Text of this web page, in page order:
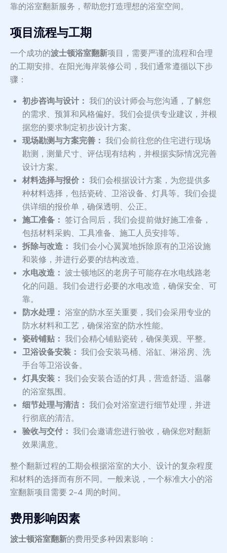
靠的浴室翻新服务，帮助您打造理想的浴室空间。
项目流程与工期
一个成功的波士顿浴室翻新项目，需要严谨的流程和合理
的工期安排。在阳光海岸装修公司，我们通常遵循以下步
骤：
初步咨询与设计： 我们的设计师会与您沟通，了解您
的需求、预算和风格偏好。我们会提供专业建议，并根
据您的要求制定初步设计方案。
现场勘测与方案完善： 我们会前往您的住宅进行现场
勘测，测量尺寸、评估现有结构，并根据实际情况完善
设计方案。
材料选择与报价： 我们会根据设计方案，为您提供多
种材料选择，包括瓷砖、卫浴设备、灯具等。我们会提
供详细的报价单，确保透明、公正。
施工准备： 签订合同后，我们会提前做好施工准备，
包括材料采购、工具准备、施工人员安排等。
拆除与改造： 我们会小心翼翼地拆除原有的卫浴设施
和装修，并进行必要的结构改造。
水电改造： 波士顿地区的老房子可能存在水电线路老
化的问题。我们会进行必要的水电改造，确保安全、可
靠。
防水处理： 浴室的防水至关重要，我们会采用专业的
防水材料和工艺，确保浴室的防水性能。
瓷砖铺贴： 我们会精心铺贴瓷砖，确保美观、平整。
卫浴设备安装： 我们会安装马桶、浴缸、淋浴房、洗
手台等卫浴设备。
灯具安装： 我们会安装合适的灯具，营造舒适、温馨
的浴室氛围。
细节处理与清洁： 我们会对浴室进行细节处理，并进
行彻底的清洁。
验收与交付： 我们会邀请您进行验收，确保您对翻新
效果满意。
整个翻新过程的工期会根据浴室的大小、设计的复杂程度
和材料的选择而有所不同。一般来说，一个标准大小的浴
室翻新项目需要 2-4 周的时间。
费用影响因素
波士顿浴室翻新的费用受多种因素影响：